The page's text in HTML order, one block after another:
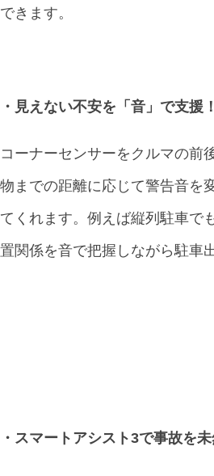
できます。
・見えない不安を「音」で支援！
コーナーセンサーをクルマの前
物までの距離に応じて警告音を
てくれます。例えば縦列駐車で
置関係を音で把握しながら駐車
・スマートアシスト3で事故を未